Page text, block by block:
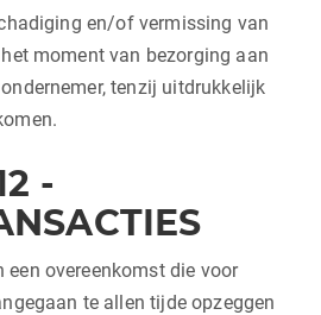
en/of vermissing van
moment van bezorging aan
tenzij uitdrukkelijk
-
een overeenkomst die voor
te allen tijde opzeggen